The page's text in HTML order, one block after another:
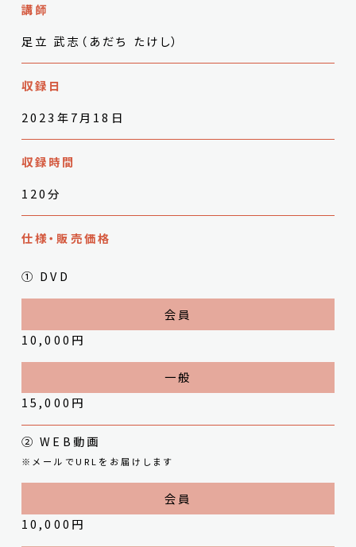
講師
足立 武志（あだち たけし）
収録日
2023年7月18日
収録時間
120分
仕様・販売価格
① DVD
10,000円
15,000円
② WEB動画
※メールでURLをお届けします
10,000円